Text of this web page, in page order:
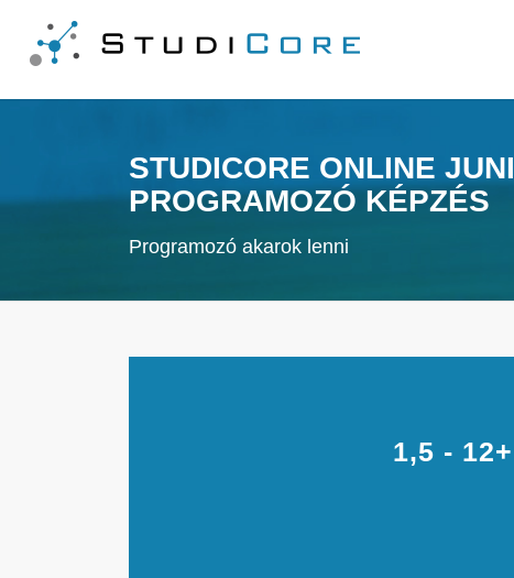
STUDICORE ONLINE
PROGRAMOZÓ KÉPZÉS
Programozó akarok lenni
1,5 -